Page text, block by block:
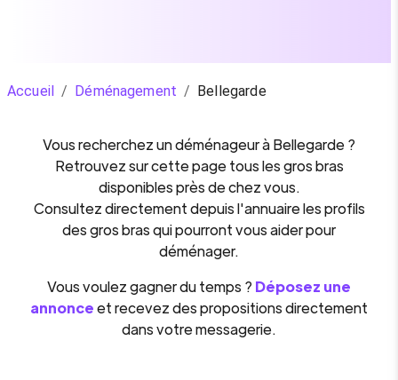
Accueil / Déménagement / Bellegarde
Vous recherchez undéménageuràBellegarde?
Retrouvez sur cette page tous les gros bras
disponibles près de chez vous.
Consultez directement depuis l'annuaire les profils
des gros bras qui pourront vous aider pour
déménager.
Vous voulez gagner du temps ? Déposez une
annonceet recevez des propositions directement
dans votre messagerie.